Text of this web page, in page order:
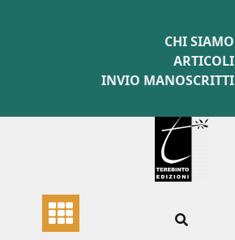
CHI SIAMO
ARTICOLI
INVIO MANOSCRITTI